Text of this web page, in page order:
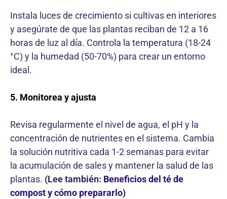
Instala luces de crecimiento si cultivas en interiores
y asegúrate de que las plantas reciban de 12 a 16
horas de luz al día. Controla la temperatura (18-24
°C) y la humedad (50-70%) para crear un entorno
ideal.
5. Monitorea y ajusta
Revisa regularmente el nivel de agua, el pH y la
concentración de nutrientes en el sistema. Cambia
la solución nutritiva cada 1-2 semanas para evitar
la acumulación de sales y mantener la salud de las
plantas. (Lee también: Beneficios del té de
compost y cómo prepararlo)